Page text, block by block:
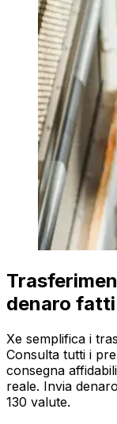
denaro
Xe semplifica i
Consulta tutti i
consegna
reale. Invia
130 valute.